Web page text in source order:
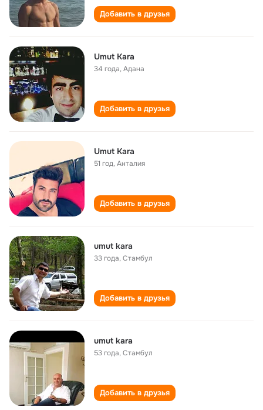
Добавить в друзья
Umut Kara
34 года,Адана
Добавить в друзья
Umut Kara
51 год,Анталия
Добавить в друзья
umut kara
33 года,Стамбул
Добавить в друзья
umut kara
53 года,Стамбул
Добавить в друзья